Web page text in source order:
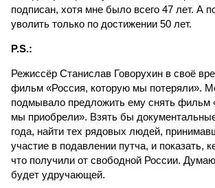
подписан, хотя мне было всего 47 лет. А
уволить только по достижении 50 лет.
P.S.:
Режиссёр Станислав Говорухин в своё
фильм «Россия, которую мы потеряли».
подмывало предложить ему снять фильм
мы приобрели». Взять бы
года, найти тех рядовых людей,
участие в подавлении путча, и показать,
что получили от свободной России.
будет удручающей.